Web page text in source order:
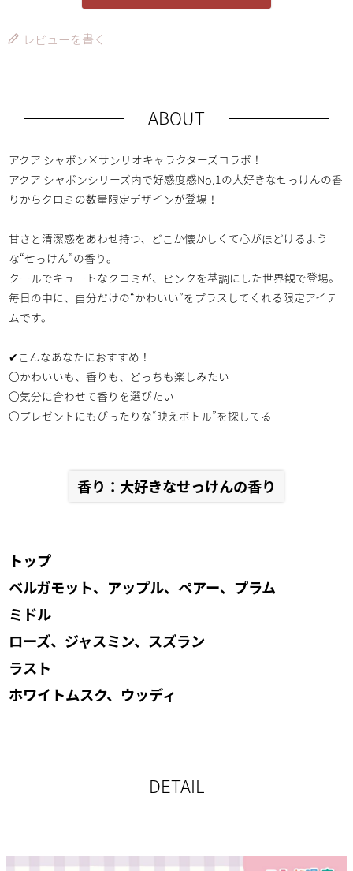
レビューを書く
ABOUT
アクア シャボン×サンリオキャラクターズコラボ！
アクア シャボンシリーズ内で好感度感No.1の大好きなせっけんの香
りからクロミの数量限定デザインが登場！
甘さと清潔感をあわせ持つ、どこか懐かしくて心がほどけるよう
な“せっけん”の香り。
クールでキュートなクロミが、ピンクを基調にした世界観で登場。
毎日の中に、自分だけの“かわいい”をプラスしてくれる限定アイテ
ムです。
✔こんなあなたにおすすめ！
〇かわいいも、香りも、どっちも楽しみたい
〇気分に合わせて香りを選びたい
〇プレゼントにもぴったりな“映えボトル”を探してる
香り：大好きなせっけんの香り
トップ
ベルガモット、アップル、ペアー、プラム
ミドル
ローズ、ジャスミン、スズラン
ラスト
ホワイトムスク、ウッディ
DETAIL